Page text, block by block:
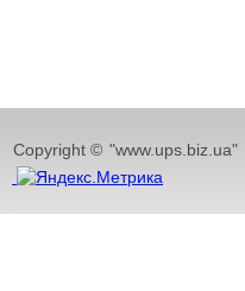
Copyright © "www.ups.biz.ua"